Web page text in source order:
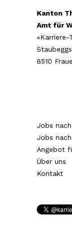
Kanton
Amt für
«Karriere-
8510
Jobs
Jobs
Angebot
Über uns
Kontakt